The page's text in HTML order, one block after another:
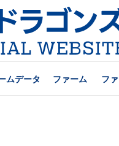
ムデータ ファーム フ